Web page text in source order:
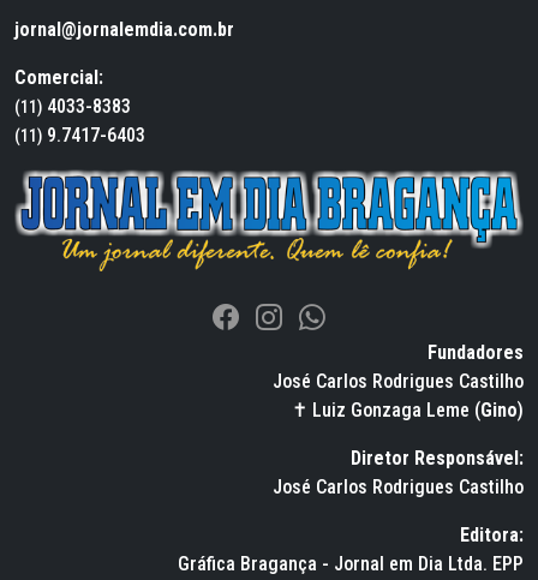
jornal@jornalemdia.com.br
Comercial:
(11) 4033-8383
(11) 9.7417-6403
Fundadores
José Carlos Rodrigues Castilho
✝ Luiz Gonzaga Leme (Gino)
Diretor Responsável:
José Carlos Rodrigues Castilho
Editora:
Gráfica Bragança - Jornal em Dia Ltda. EPP